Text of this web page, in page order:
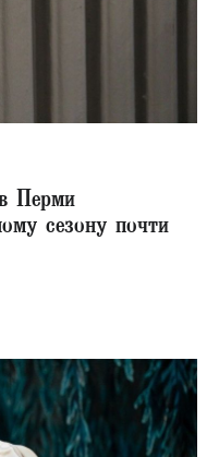
Перми
сезону почти